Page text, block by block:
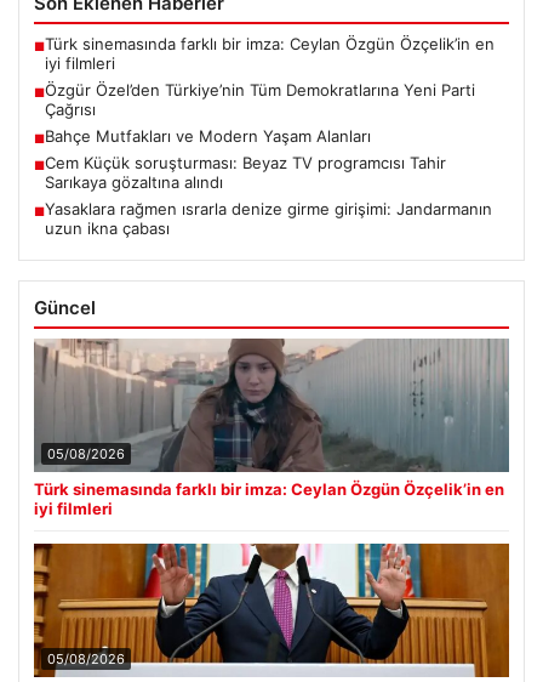
■Türk sinemasında farklı bir imza: Ceylan Özgün Özçelik’in en
iyi filmleri
■Özgür Özel’den Türkiye’nin Tüm Demokratlarına Yeni Parti
Çağrısı
■Bahçe Mutfakları ve Modern Yaşam Alanları
■Cem Küçük soruşturması: Beyaz TV programcısı Tahir
Sarıkaya gözaltına alındı
■Yasaklara rağmen ısrarla denize girme girişimi: Jandarmanın
uzun ikna çabası
Güncel
05/08/2026
Türk sinemasında farklı bir imza: Ceylan Özgün Özçelik’in en
iyi filmleri
05/08/2026